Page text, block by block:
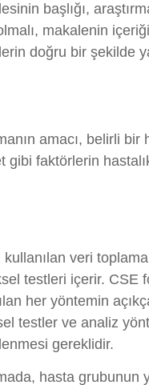
başlığı,
makalenin
doğru bir şekilde
amacı, belirli
gibi faktörlerin
veri
testleri içerir. CSE
her yöntemin
testler ve analiz
gereklidir.
hasta grubunun